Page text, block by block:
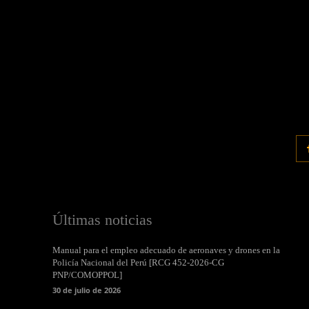
Últimas noticias
Manual para el empleo adecuado de aeronaves y drones en la
Policía Nacional del Perú [RCG 452-2026-CG
PNP/COMOPPOL]
30 de julio de 2026